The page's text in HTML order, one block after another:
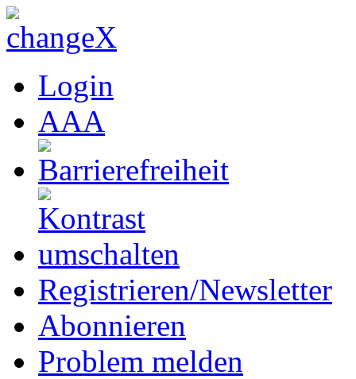
Login
AAA
Registrieren/Newsletter
Abonnieren
Problem melden